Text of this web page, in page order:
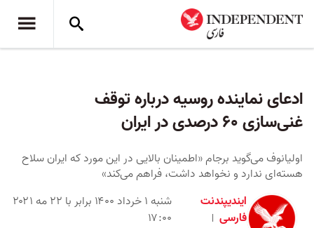
ادعای نماینده روسیه درباره توقف
غنی‌سازی ۶۰ درصدی در ایران
اولیانوف می‌گوید برجام «اطمینان بالایی در این مورد که ایران سلاح
هسته‌ای ندارد و نخواهد داشت، فراهم می‌کند»
ایندیپندنت
فارسی
شنبه ۱ خرداد ۱۴۰۰ برابر با ۲۲ مه ۲۰۲۱
۱۷:۰۰